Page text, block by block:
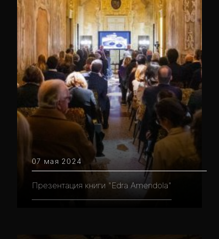
07 мая 2024
Презентация книги "Edra Amendola"